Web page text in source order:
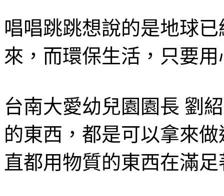
唱唱跳跳想說的是地球
來，而環保生活，只要
台南大愛幼兒園園長 劉
的東西，都是可以拿來
直都用物質的東西在滿